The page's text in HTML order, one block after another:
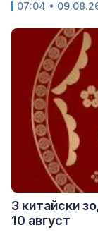
07:04 •
3 китайски
10 август